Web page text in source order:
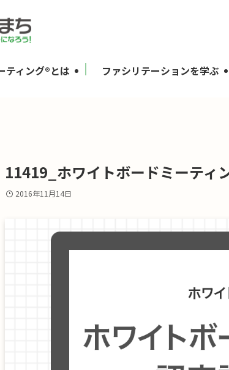
ティング®とは ファシリテーションを学ぶ
11419_ホワイトボードミーティ
2016年11月14日